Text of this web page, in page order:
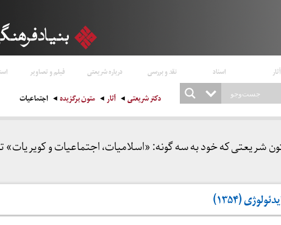
آثار اسناد نقد و بررسی درباره شریعتی فیلم و تصاویر
دکتر شریعتی آثار متون برگزیده اجتماعیات
شریعتی که خود به سه گونه: «اسلامیات، اجتماعیات و
(۱۳۵۴)